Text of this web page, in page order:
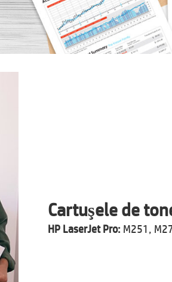
Cartuşele de
HP LaserJet Pro:M251,